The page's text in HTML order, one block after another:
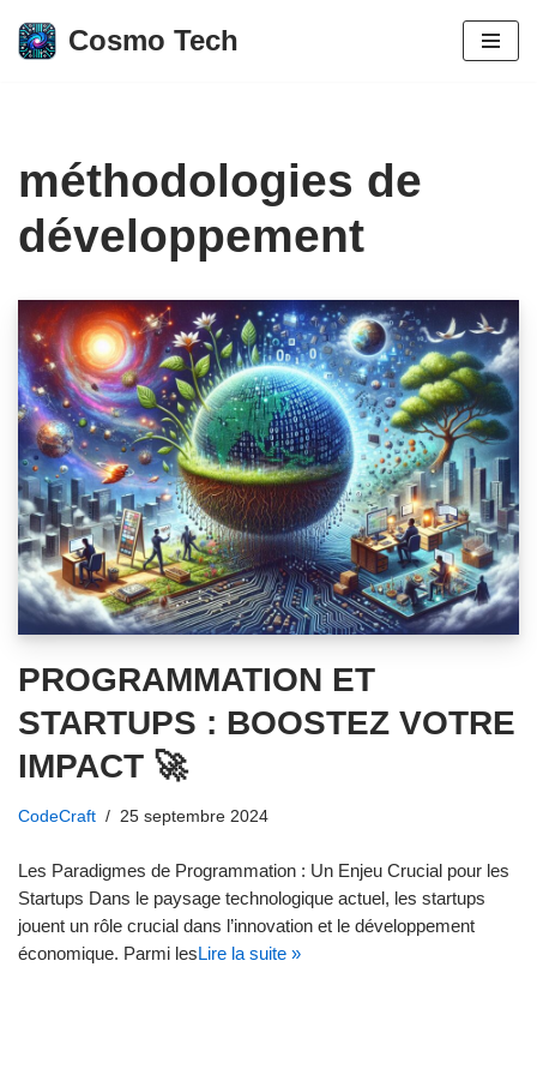
Aller
Cosmo Tech
méthodologies de
développement
PROGRAMMATION ET
STARTUPS : BOOSTEZ VOTRE
IMPACT 🚀
CodeCraft 25 septembre 2024
Les Paradigmes de Programmation : Un Enjeu Crucial pour les
Startups Dans le paysage technologique actuel, les startups
jouent un rôle crucial dans l’innovation et le développement
économique. Parmi lesLire la suite »